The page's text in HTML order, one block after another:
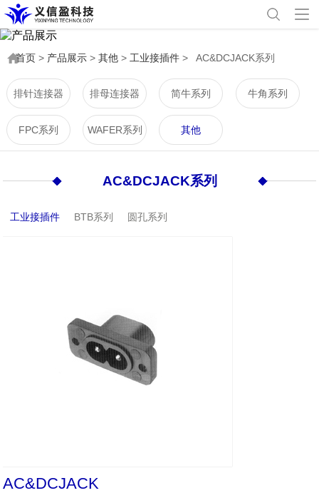
首页 > 产品展示 >其他 > 工业接插件 > AC&DCJACK系列
排针连接器 排母连接器 简牛系列 牛角系列
FPC系列 WAFER系列 其他
AC&DCJACK系列
工业接插件 BTB系列 圆孔系列
AC&DCJACK